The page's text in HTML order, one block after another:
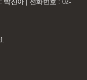
박진아 | 전화번호 : 02-